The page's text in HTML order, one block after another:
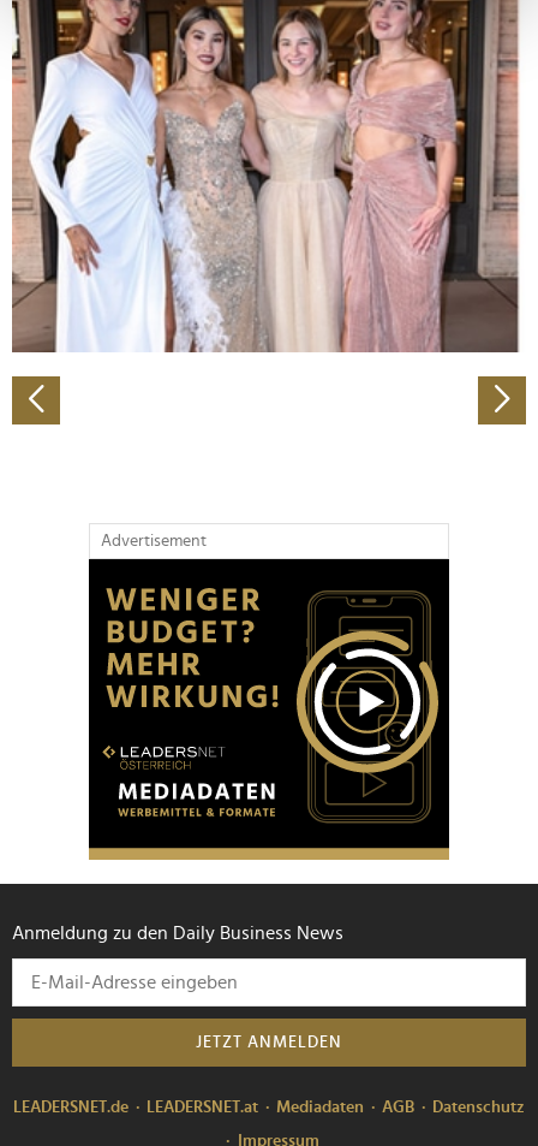
Erfahren Sie mehr darüber, wie Ihre persönlichen Daten
verarbeitet werden, und legen Sie Ihre Präferenzen im
Abschnitt Einzelheitenfest.
Wir verwenden Cookies, um Inhalte und Anzeigen zu
personalisieren, Funktionen für soziale Medien anbieten
zu können und die Zugriffe auf unsere Website zu
analysieren. Außerdem geben wir Informationen zu Ihrer
Verwendung unserer Website an unsere Partner für
soziale Medien, Werbung und Analysen weiter. Unsere
Partner führen diese Informationen möglicherweise mit
weiteren Daten zusammen, die Sie ihnen bereitgestellt
gesammelt haben.
Advertisement
Anmeldung zu den Daily Business News
JETZT ANMELDEN
LEADERSNET.de LEADERSNET.at Mediadaten AGB
Datenschutz
Impressum